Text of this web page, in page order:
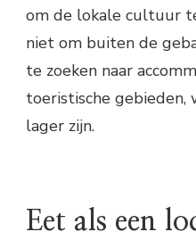
om de lokale cultuur
niet om buiten de
te zoeken naar
toeristische gebieden,
lager zijn.
Eet als een